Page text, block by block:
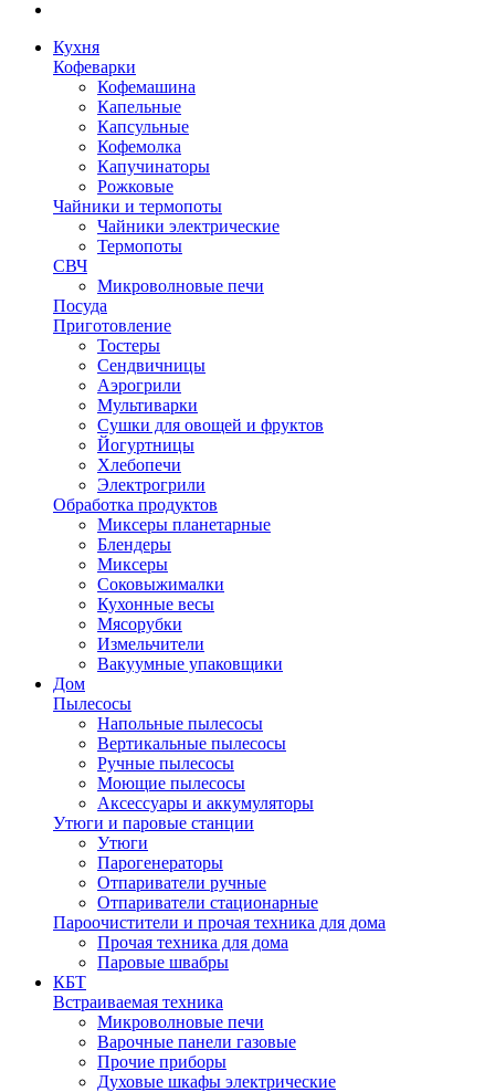
Кухня
Кофеварки
Кофемашина
Капельные
Капсульные
Кофемолка
Капучинаторы
Рожковые
Чайники и термопоты
Чайники электрические
Термопоты
СВЧ
Микроволновые печи
Посуда
Приготовление
Тостеры
Сендвичницы
Аэрогрили
Мультиварки
Сушки для овощей и фруктов
Йогуртницы
Хлебопечи
Электрогрили
Обработка продуктов
Миксеры планетарные
Блендеры
Миксеры
Соковыжималки
Кухонные весы
Мясорубки
Измельчители
Вакуумные упаковщики
Дом
Пылесосы
Напольные пылесосы
Вертикальные пылесосы
Ручные пылесосы
Моющие пылесосы
Аксессуары и аккумуляторы
Утюги и паровые станции
Утюги
Парогенераторы
Отпариватели ручные
Отпариватели стационарные
Пароочистители и прочая техника для дома
Прочая техника для дома
Паровые швабры
КБТ
Встраиваемая техника
Микроволновые печи
Варочные панели газовые
Прочие приборы
Духовые шкафы электрические